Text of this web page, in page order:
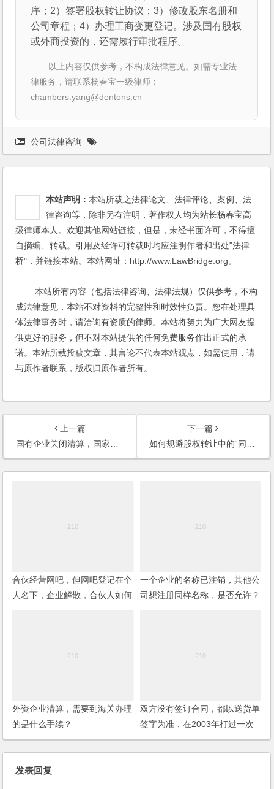
序；2）签署股权转让协议；3）修改股东名册和
公司章程；4）办理工商变更登记。涉及国有股权
或外商投资的，还需履行审批程序。
以上内容仅供参考，不构成法律意见。如需专业法
律服务，请联系杨春宝一级律师：
chambers.yang@dentons.cn
公司法律咨询
本站声明：本站所载之法律论文、法律评论、案例、法
律咨询等，除非另有注明，著作权人均为站长杨春宝高
级律师本人。欢迎其他网站链接，但是，未经书面许可，不得擅
自摘编、转载。引用及经许可转载时均应注明作者和出处"法律
桥"，并链接本站。本站网址：http://www.LawBridge.org。
本站所有内容（包括法律咨询、法律法规）仅供参考，不构
成法律意见，本站不对资料的完整性和时效性负责。您在处理具
体法律事务时，请洽询有资质的律师。本站将努力为广大网友提
供更好的服务，但不对本站提供的任何免费服务作出正式的承
诺。本站所载投稿文章，其言论不代表本站观点，如需使用，请
与原作者联系，版权归原作者所有。
上一篇
国有企业关闭清算，国家政府部门出具的还款承诺函，性质如何？
下一篇
如何规避股权转让中的“同等条件下的优先购买权”这个规定？
合伙经营网吧，但网吧登记在个
人名下，企业解散，合伙人如何
一个企业的名称已注销，其他公
司想注册同样名称，是否允许？
外资企业清算，需要到海关办理
的是什么手续？
双方没有签订合同，都以送货单
签字为准，在2003年打过一次
总条，之后就是些零碎的条子，
如何追偿欠款？
发表回复